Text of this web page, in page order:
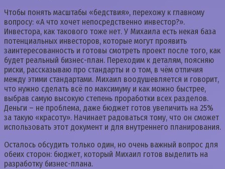
Чтобы понять масштабы «бедствия», перехожу к главному
вопросу: «А что хочет непосредственно инвестор?».
Инвестора, как такового тоже нет. У Михаила есть некая база
потенциальных инвесторов, которые могут проявить
заинтересованность и готовы смотреть проект после того, как
будет реальный бизнес-план. Переходим к деталям, поясняю
риски, рассказываю про стандарты и о том, в чём отличия
между этими стандартами. Михаил воодушевляется и говорит,
что нужно сделать всё по максимуму и как можно быстрее,
выбрав самую высокую степень проработки всех разделов.
Деньги – не проблема, даже бюджет готов увеличить на 25%
за такую «красоту». Начинает радоваться тому, что он сможет
использовать этот документ и для внутреннего планирования.
Осталось обсудить только один, но очень важный вопрос для
обеих сторон: бюджет, который Михаил готов выделить на
разработку бизнес-плана.